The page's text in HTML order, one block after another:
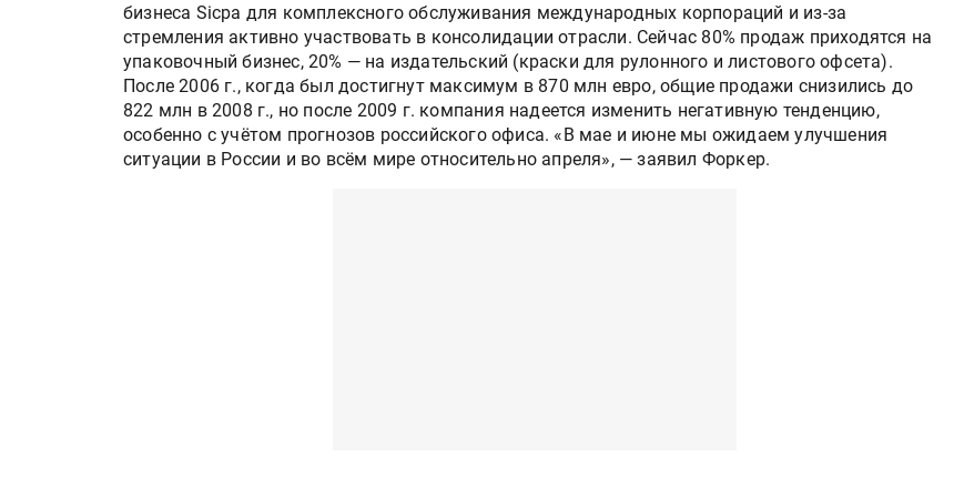
бизнеса Sicpa для комплексного обслуживания международных корпораций и из-за
стремления активно участвовать в консолидации отрасли. Сейчас 80% продаж приходятся на
упаковочный бизнес, 20% — на издательский (краски для рулонного и листового офсета).
После 2006 г., когда был достигнут максимум в 870 млн евро, общие продажи снизились до
822 млн в 2008 г., но после 2009 г. компания надеется изменить негативную тенденцию,
особенно с учётом прогнозов российского офиса. «В мае и июне мы ожидаем улучшения
ситуации в России и во всём мире относительно апреля», — заявил Форкер.